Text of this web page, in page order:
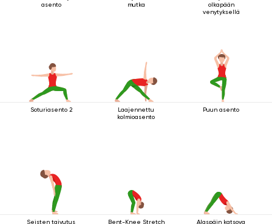
asento
mutka
olkapään
venytyksellä
Soturiasento 2
Laajennettu
kolmioasento
Puun asento
Seisten taivutus
Bent-Knee Stretch
Alaspäin katsova